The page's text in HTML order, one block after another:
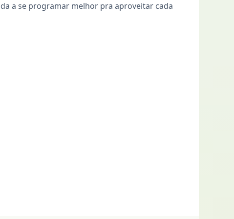
a se programar melhor pra aproveitar cada